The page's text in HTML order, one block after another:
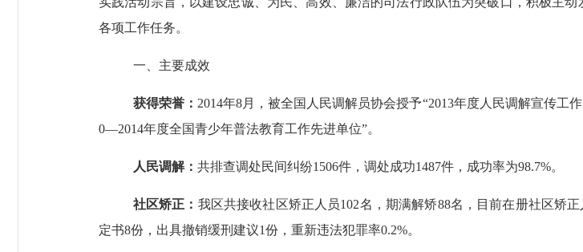
各项工作任务。
一、主要成效
获得荣誉： 2014年8月，被全国人民调解员协会授予“2013年度人民调解宣传工作
0—2014年度全国青少年普法教育工作先进单位”。
人民调解： 共排查调处民间纠纷1506件，调处成功1487件，成功率为98.7%。
社区矫正： 我区共接收社区矫正人员102名，期满解矫88名，目前在册社区矫正
定书8份，出具撤销缓刑建议1份，重新违法犯罪率0.2%。